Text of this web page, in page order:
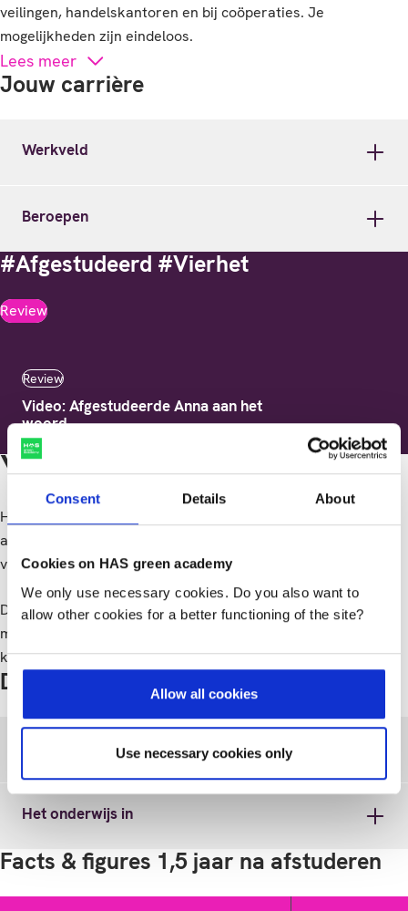
Consent Details About
Cookies on HAS green academy
We only use necessary cookies. Do you also want to
allow other cookies for a better functioning of the site?
Allow all cookies
Use necessary cookies only
veilingen, handelskantoren en bij coöperaties. Je
mogelijkheden zijn eindeloos.
Lees meer
Jouw carrière
Werkveld
Beroepen
#Afgestudeerd #Vierhet
Review
Review
Video: Afgestudeerde Anna aan het
woord
Vervolgopleidingen
Heb je straks je hbo-opleiding Bedrijfskunde en agribusiness
afgerond, maar ben je nog niet uitgestudeerd? Wil je je nog
verder verdiepen?
Dan kun je na het behalen van je hbo-bachelor diploma een
masteropleiding gaan volgen aan een universiteit. Hiermee
kun je je nog verder specialiseren op jouw favoriete terrein.
Doorstudeermogelijkheden
Masteropleidingen
Het onderwijs in
Facts & figures 1,5 jaar na afstuderen